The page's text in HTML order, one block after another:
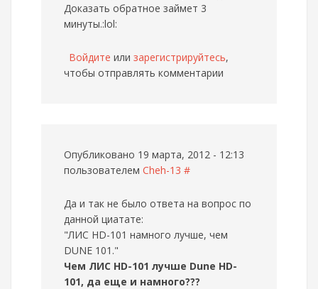
Доказать обратное займет 3
минуты.:lol:
Войдите или зарегистрируйтесь,
чтобы отправлять комментарии
Опубликовано 19 марта, 2012 - 12:13
пользователем Cheh-13 #
Да и так не было ответа на вопрос по
данной циатате:
"ЛИС HD-101 намного лучше, чем
DUNE 101."
Чем ЛИС HD-101 лучше Dune HD-
101, да еще и намного???